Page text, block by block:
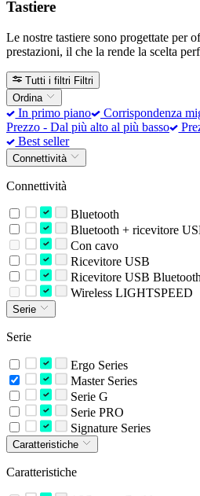
Tastiere
Le nostre tastiere sono progettate per
prestazioni, il che la rende la scelta
Tutti i filtri Filtri
Ordina
In primo piano Corrispondenza
Prezzo - Dal più alto al più basso
Best seller
Connettività
Connettività
Bluetooth
Bluetooth + ricevitore
Con cavo
Ricevitore USB
Ricevitore USB
Wireless LIGHTSPEED
Serie
Serie
Ergo Series
Master Series
Serie G
Serie PRO
Signature Series
Caratteristiche
Caratteristiche